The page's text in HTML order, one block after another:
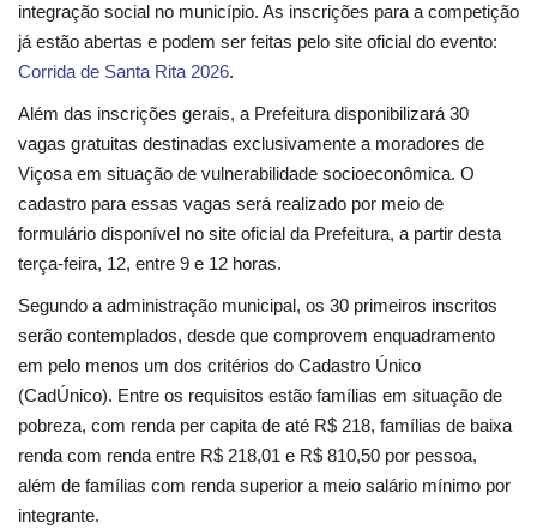
Segurança Pública
Economia
Educação
Esporte
Solidariedade
Meio Ambiente
Justiça
Obituário
Brasil
integração social no município. As inscrições para a competição
já estão abertas e podem ser feitas pelo site oficial do evento:
Corrida de Santa Rita 2026.
Além das inscrições gerais, a Prefeitura disponibilizará 30
vagas gratuitas destinadas exclusivamente a moradores de
Viçosa em situação de vulnerabilidade socioeconômica. O
cadastro para essas vagas será realizado por meio de
formulário disponível no site oficial da Prefeitura, a partir desta
terça-feira, 12, entre 9 e 12 horas.
Segundo a administração municipal, os 30 primeiros inscritos
serão contemplados, desde que comprovem enquadramento
em pelo menos um dos critérios do Cadastro Único
(CadÚnico). Entre os requisitos estão famílias em situação de
pobreza, com renda per capita de até R$ 218, famílias de baixa
renda com renda entre R$ 218,01 e R$ 810,50 por pessoa,
além de famílias com renda superior a meio salário mínimo por
integrante.